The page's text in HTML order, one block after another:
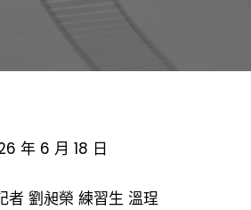
年 6 月 18 日
者 劉昶榮 練習生 溫珵